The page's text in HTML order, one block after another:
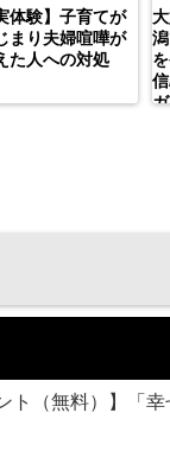
体験】子育てが
まり夫婦喧嘩が
た人への対処
ト（無料）】「